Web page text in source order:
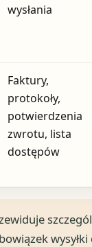
wysłania
Faktury,
protokoły,
potwierdzenia
zwrotu, lista
dostępów